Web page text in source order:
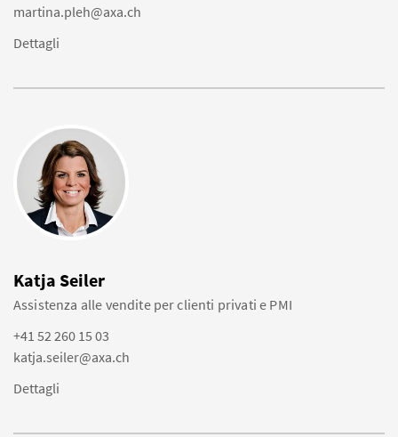
martina.pleh@axa.ch
Dettagli
Katja Seiler
Assistenza alle vendite per clienti privati e PMI
+41 52 260 15 03
katja.seiler@axa.ch
Dettagli